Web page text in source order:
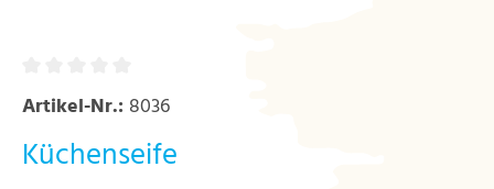
Artikel-Nr.: 8036
Küchenseife